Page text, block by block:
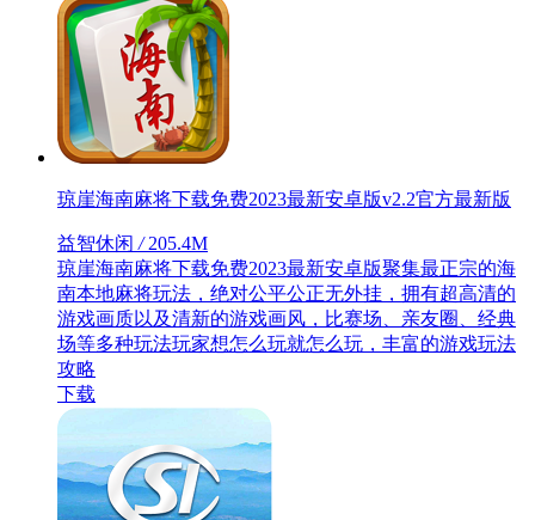
琼崖海南麻将下载免费2023最新安卓版v2.2官方最新版
益智休闲 /205.4M
琼崖海南麻将下载免费2023最新安卓版聚集最正宗的海
南本地麻将玩法，绝对公平公正无外挂，拥有超高清的
游戏画质以及清新的游戏画风，比赛场、亲友圈、经典
场等多种玩法玩家想怎么玩就怎么玩，丰富的游戏玩法
攻略
下载